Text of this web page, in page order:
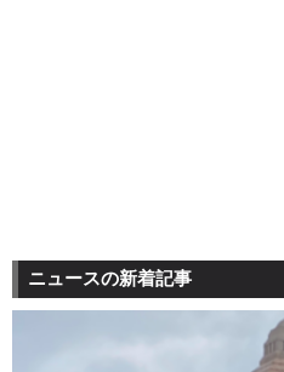
ニュースの新着記事